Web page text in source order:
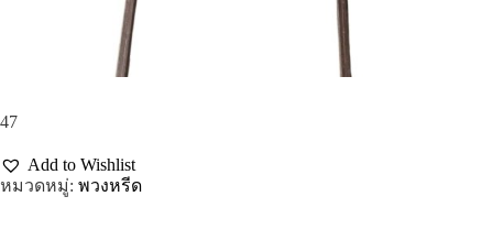
47
Add to Wishlist
หมวดหมู่: พวงหรีด